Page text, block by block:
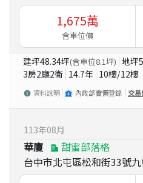
1,675萬
含車位價
建坪48.34坪(含車位8.1坪) 地坪
3房2廳2衛 14.7年 10樓/12樓
資料說明 內政部實價登錄 交
113年08月
華廈
甜蜜部落格
台中市北屯區松和街33號